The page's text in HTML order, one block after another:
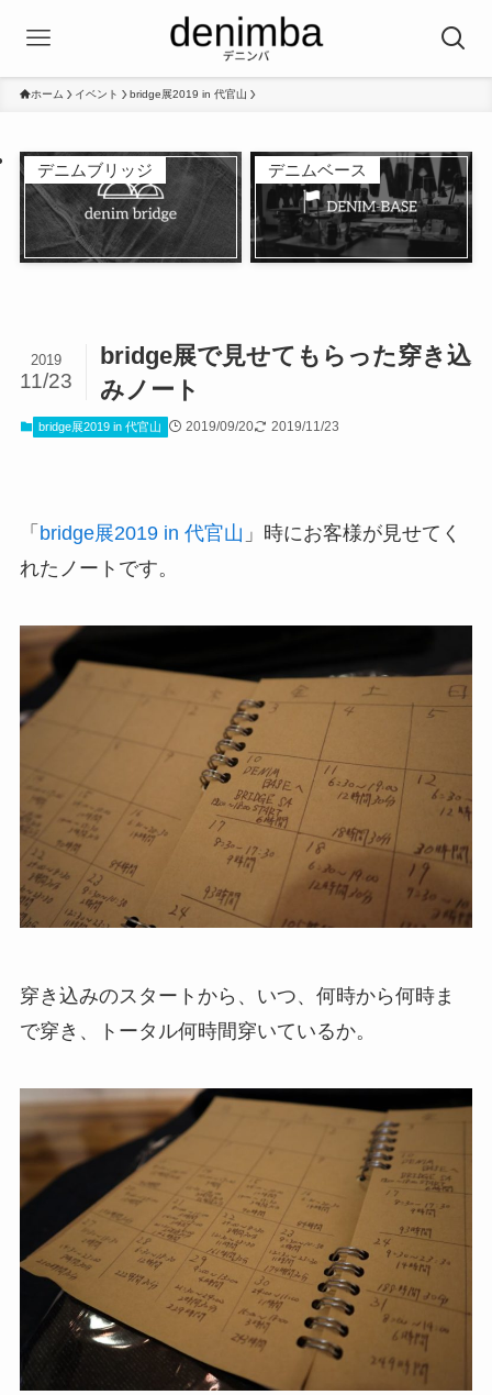
ホーム イベント bridge展2019 in 代官山
デニムブリッジ デニムベース
bridge展で見せてもらった穿き込
みノート
2019
11/23
bridge展2019 in 代官山 2019/09/20 2019/11/23
「 bridge展2019 in 代官山 」時にお客様が見せてく
れたノートです。
穿き込みのスタートから、いつ、何時から何時ま
で穿き、トータル何時間穿いているか。